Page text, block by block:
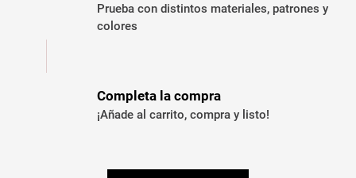
Prueba con distintos materiales, patrones y
colores
Completa la compra
¡Añade al carrito, compra y listo!